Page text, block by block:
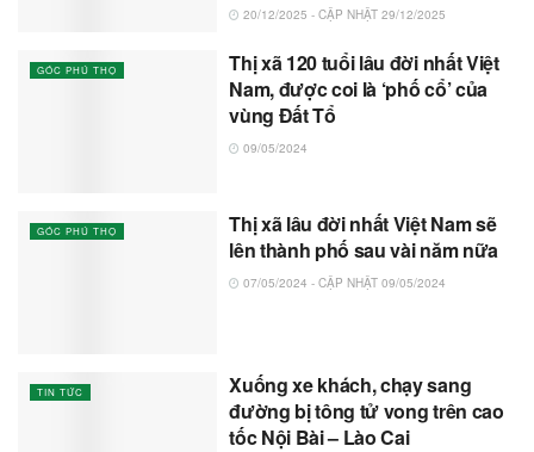
20/12/2025 - CẬP NHẬT 29/12/2025
GÓC PHÚ THỌ
Thị xã 120 tuổi lâu đời nhất Việt
Nam, được coi là ‘phố cổ’ của
vùng Đất Tổ
09/05/2024
GÓC PHÚ THỌ
Thị xã lâu đời nhất Việt Nam sẽ
lên thành phố sau vài năm nữa
07/05/2024 - CẬP NHẬT 09/05/2024
TIN TỨC
Xuống xe khách, chạy sang
đường bị tông tử vong trên cao
tốc Nội Bài – Lào Cai